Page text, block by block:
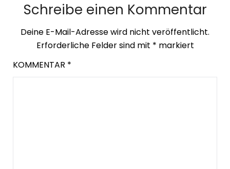
Schreibe einen Kommentar
Deine E-Mail-Adresse wird nicht veröffentlicht.
Erforderliche Felder sind mit * markiert
KOMMENTAR *